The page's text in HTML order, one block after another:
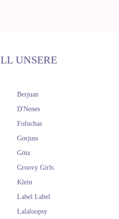
UNSERE
Berjuan
D'Nenes
Fofuchas
Gorjuss
Götz
Groovy Girls
Klein
Label Label
Lalaloopsy